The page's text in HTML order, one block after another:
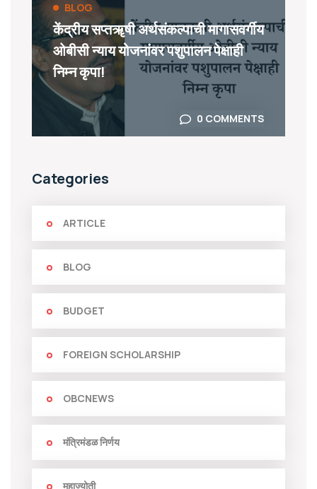
BLOG
केंद्रीय सप्तॠषी अर्थसंकल्पाची मागासवर्गीय
ओबीसी न्याय योजनांवर पशुपालन पेक्षाही
निम्न कृपा!
0 COMMENTS
Categories
ARTICLE
BLOG
BUDGET
FOREIGN SCHOLARSHIP
OBCNEWS
मंत्रिमंडळ निर्णय
महाज्योती